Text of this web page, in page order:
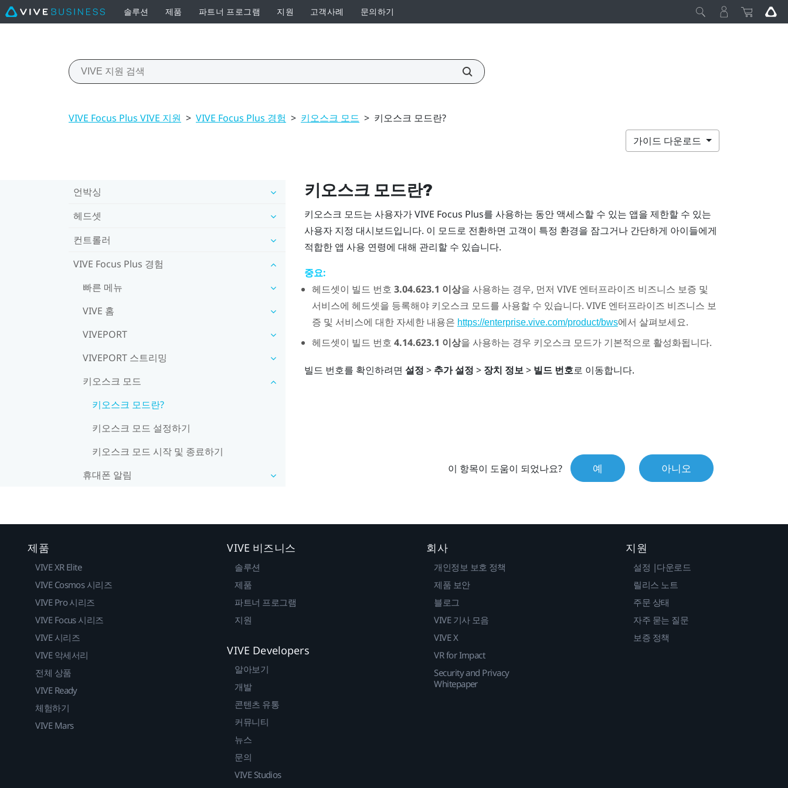
솔루션 제품 파트너 프로그램 지원 고객사례 문의하기
VIVE Focus Plus VIVE 지원 > VIVE Focus Plus 경험 > 키오스크 모드 > 키오스크 모드란?
가이드 다운로드
언박싱
헤드셋
컨트롤러
VIVE Focus Plus 경험
빠른 메뉴
VIVE 홈
VIVEPORT
VIVEPORT 스트리밍
키오스크 모드
키오스크 모드란?
키오스크 모드 설정하기
키오스크 모드 시작 및 종료하기
휴대폰 알림
키오스크 모드란?
키오스크 모드는 사용자가VIVE Focus Plus를 사용하는 동안 액세스할 수 있는 앱을 제한할 수 있는
사용자 지정 대시보드입니다. 이 모드로 전환하면 고객이 특정 환경을 잠그거나 간단하게 아이들에게
적합한 앱 사용 연령에 대해 관리할 수 있습니다.
중요:
헤드셋이 빌드 번호 3.04.623.1 이상을 사용하는 경우, 먼저 VIVE 엔터프라이즈 비즈니스 보증 및
서비스에 헤드셋을 등록해야 키오스크 모드를 사용할 수 있습니다. VIVE 엔터프라이즈 비즈니스 보
증 및 서비스에 대한 자세한 내용은 https://enterprise.vive.com/product/bws에서 살펴보세요.
헤드셋이 빌드 번호 4.14.623.1 이상을 사용하는 경우 키오스크 모드가 기본적으로 활성화됩니다.
빌드 번호를 확인하려면 설정 > 추가 설정 > 장치 정보> 빌드 번호로 이동합니다.
이 항목이 도움이 되었나요? 예 아니오
제품
VIVE XR Elite
VIVE Cosmos 시리즈
VIVE Pro 시리즈
VIVE Focus 시리즈
VIVE 시리즈
VIVE 악세서리
전체 상품
VIVE Ready
체험하기
VIVE Mars
VIVE 비즈니스
솔루션
제품
파트너 프로그램
지원
VIVE Developers
알아보기
개발
콘텐츠 유통
커뮤니티
뉴스
문의
VIVE Studios
회사
개인정보 보호 정책
제품 보안
블로그
VIVE 기사 모음
VIVE X
VR for Impact
Security and Privacy
Whitepaper
지원
설정 |다운로드
릴리스 노트
주문 상태
자주 묻는 질문
보증 정책